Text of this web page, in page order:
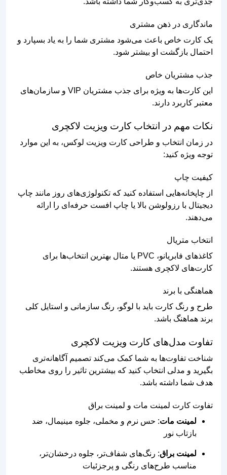
ماندگاری در ذهن مشتری
یک کارت خاص باعث می‌شود مشتری شما را به یاد بسپارد و
احتمال بازگشت او بیشتر شود.
جذب مشتریان خاص
این کارت‌ها به ویژه برای جذب مشتریان VIP و سازمان‌های
معتبر کاربرد دارند.
نکات مهم در انتخاب کارت ویزیت لاکچری
در زمان انتخاب و طراحی کارت ویزیت لوکس، به این موارد
توجه ویژه کنید:
کیفیت چاپ
از چاپخانه‌هایی استفاده کنید که تکنولوژی‌های روز مانند چاپ
دیجیتال با رزولوشن بالا یا چاپ افست حرفه‌ای را ارائه
می‌دهند.
انتخاب متریال
کاغذهای فابریانو، PVC یا متال بهترین انتخاب‌ها برای
کارت‌های لاکچری هستند.
هماهنگی با برند
طرح و رنگ کارت باید با لوگو، رنگ سازمانی و استایل کلی
برند هماهنگ باشد.
تفاوت مدل‌های کارت ویزیت لاکچری
شناخت تفاوت‌ها به شما کمک می‌کند تصمیم آگاهانه‌تری
بگیرید و مدلی انتخاب کنید که بیشترین تاثیر را روی مخاطب
هدف شما داشته باشد.
تفاوت کارت لمینت مات و لمینت براق
لمینت مات: حس نرم و مخملی، جلوه مینیمال، ضد
بازتاب نور
لمینت براق: رنگ‌های شفاف‌تر، جلوه درخشان‌تر،
مناسب طرح‌های رنگی و پرجزئیات